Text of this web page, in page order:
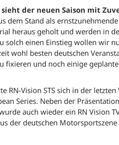
der neuen Saison mit
dem Stand als
heraus geholt und werden in
solch einen Einstieg wollen wir
wohl besten deutschen
fixieren und noch einige
RN-Vision STS sich in der
Series. Neben der
auch wieder ein RN Vision
der deutschen